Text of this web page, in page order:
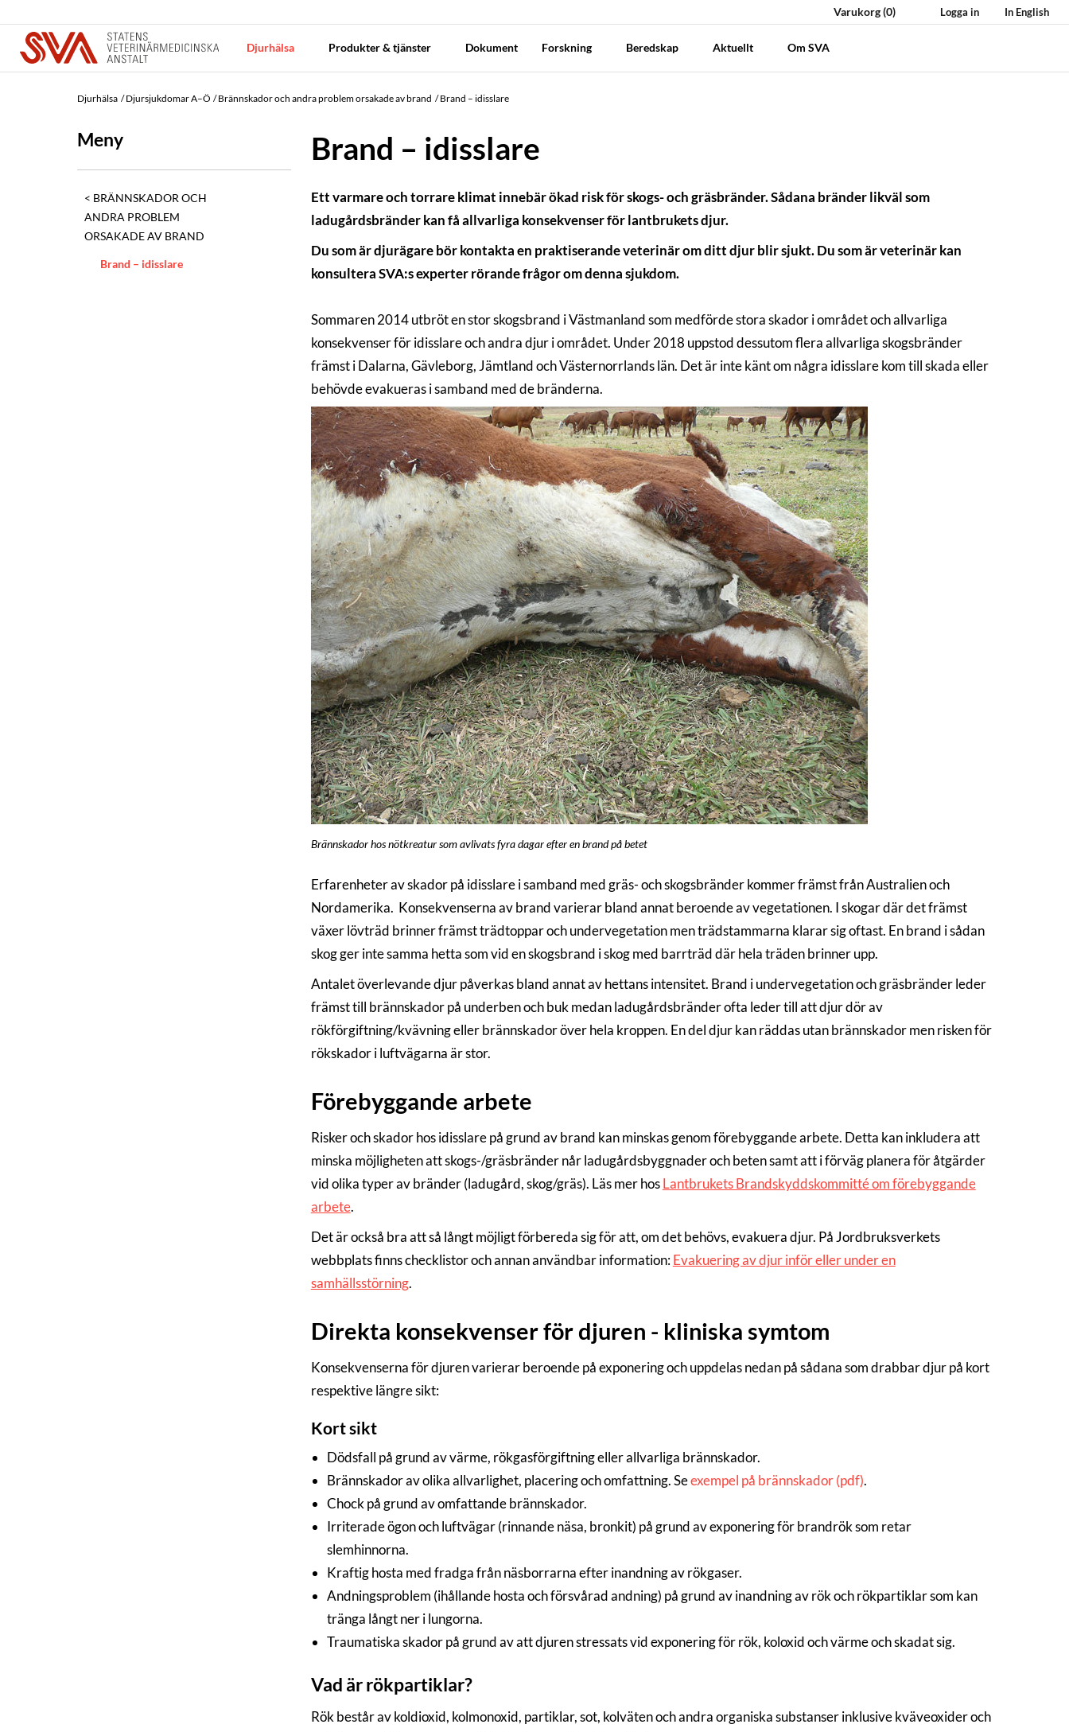
Varukorg(0) Logga in In English
Djurhälsa Produkter & tjänster Dokument Forskning Beredskap Aktuellt Om SVA
Djurhälsa Djursjukdomar A–Ö Brännskador och andra problem orsakade av brand Brand – idisslare
Meny
BRÄNNSKADOR OCH
ANDRA PROBLEM
ORSAKADE AV BRAND
Brand – idisslare
Brand – idisslare
Ett varmare och torrare klimat innebär ökad risk för skogs- och gräsbränder. Sådana bränder likväl som
ladugårdsbränder kan få allvarliga konsekvenser för lantbrukets djur.
Du som är djurägare bör kontakta en praktiserande veterinär om ditt djur blir sjukt. Du som är veterinär kan
konsultera SVA:s experter rörande frågor om denna sjukdom.
Sommaren 2014 utbröt en stor skogsbrand i Västmanland som medförde stora skador i området och allvarliga
konsekvenser för idisslare och andra djur i området. Under 2018 uppstod dessutom flera allvarliga skogsbränder
främst i Dalarna, Gävleborg, Jämtland och Västernorrlands län. Det är inte känt om några idisslare kom till skada eller
behövde evakueras i samband med de bränderna.
Brännskador hos nötkreatur som avlivats fyra dagar efter en brand på betet
Erfarenheter av skador på idisslare i samband med gräs- och skogsbränder kommer främst från Australien och
Nordamerika. Konsekvenserna av brand varierar bland annat beroende av vegetationen. I skogar där det främst
växer lövträd brinner främst trädtoppar och undervegetation men trädstammarna klarar sig oftast. En brand i sådan
skog ger inte samma hetta som vid en skogsbrand i skog med barrträd där hela träden brinner upp.
Antalet överlevande djur påverkas bland annat av hettans intensitet. Brand i undervegetation och gräsbränder leder
främst till brännskador på underben och buk medan ladugårdsbränder ofta leder till att djur dör av
rökförgiftning/kvävning eller brännskador över hela kroppen. En del djur kan räddas utan brännskador men risken för
rökskador i luftvägarna är stor.
Förebyggande arbete
Risker och skador hos idisslare på grund av brand kan minskas genom förebyggande arbete. Detta kan inkludera att
minska möjligheten att skogs-/gräsbränder når ladugårdsbyggnader och beten samt att i förväg planera för åtgärder
vid olika typer av bränder (ladugård, skog/gräs). Läs mer hosLantbrukets Brandskyddskommitté om förebyggande
arbete.
Det är också bra att så långt möjligt förbereda sig för att, om det behövs, evakuera djur. På Jordbruksverkets
webbplats finns checklistor och annan användbar information:Evakuering av djur inför eller under en
samhällsstörning.
Direkta konsekvenser för djuren - kliniska symtom
Konsekvenserna för djuren varierar beroende på exponering och uppdelas nedan på sådana som drabbar djur på kort
respektive längre sikt:
Kort sikt
Dödsfall på grund av värme, rökgasförgiftning eller allvarliga brännskador.
Brännskador av olika allvarlighet, placering och omfattning. Seexempel på brännskador (pdf).
Chock på grund av omfattande brännskador.
Irriterade ögon och luftvägar (rinnande näsa, bronkit) på grund av exponering för brandrök som retar
slemhinnorna.
Kraftig hosta med fradga från näsborrarna efter inandning av rökgaser.
Andningsproblem (ihållande hosta och försvårad andning) på grund av inandning av rök och rökpartiklar som kan
tränga långt ner i lungorna.
Traumatiska skador på grund av att djuren stressats vid exponering för rök, koloxid och värme och skadat sig.
Vad är rökpartiklar?
Rök består av koldioxid, kolmonoxid, partiklar, sot, kolväten och andra organiska substanser inklusive kväveoxider och